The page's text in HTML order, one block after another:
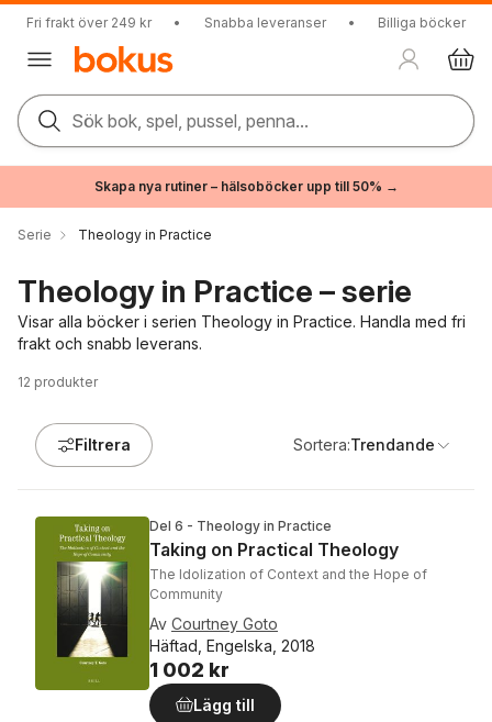
Fri frakt över 249 kr • Snabba leveranser • Billiga böcker
Sök bok, spel, pussel, penna...
Skapa nya rutiner – hälsoböcker upp till 50% →
Serie Theology in Practice
Theology in Practice – serie
Visar alla böcker i serien Theology in Practice. Handla med fri
frakt och snabb leverans.
12 produkter
Filtrera Sortera:Trendande
Del 6 - Theology in Practice
Taking on Practical Theology
The Idolization of Context and the Hope of
Community
Av Courtney Goto
Häftad, Engelska, 2018
1 002 kr
Lägg till